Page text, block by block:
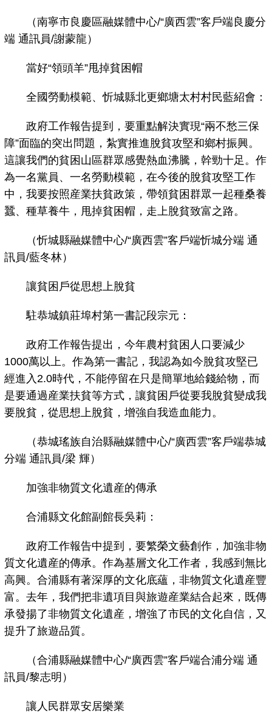
（南寧市良慶區融媒體中心/“廣西雲”客戶端良慶分
端 通訊員/謝蒙龍）
當好“領頭羊”甩掉貧困帽
全國勞動模範、忻城縣北更鄉塘太村村民藍紹會：
政府工作報告提到，要重點解決實現“兩不愁三保
障”面臨的突出問題，紮實推進脫貧攻堅和鄉村振興。
這讓我們的貧困山區群眾感覺熱血沸騰，幹勁十足。作
為一名黨員、一名勞動模範，在今後的脫貧攻堅工作
中，我要按照産業扶貧政策，帶領貧困群眾一起種桑養
蠶、種草養牛，甩掉貧困帽，走上脫貧致富之路。
（忻城縣融媒體中心/“廣西雲”客戶端忻城分端 通
訊員/藍冬林）
讓貧困戶從思想上脫貧
駐恭城鎮莊埠村第一書記段宗元：
政府工作報告提出，今年農村貧困人口要減少
1000萬以上。作為第一書記，我認為如今脫貧攻堅已
經進入2.0時代，不能停留在只是簡單地給錢給物，而
是要通過産業扶貧等方式，讓貧困戶從要我脫貧變成我
要脫貧，從思想上脫貧，增強自我造血能力。
（恭城瑤族自治縣融媒體中心/“廣西雲”客戶端恭城
分端 通訊員/梁 輝）
加強非物質文化遺産的傳承
合浦縣文化館副館長吳莉：
政府工作報告中提到，要繁榮文藝創作，加強非物
質文化遺産的傳承。作為基層文化工作者，我感到無比
高興。合浦縣有著深厚的文化底蘊，非物質文化遺産豐
富。去年，我們把非遺項目與旅遊産業結合起來，既傳
承發揚了非物質文化遺産，增強了市民的文化自信，又
提升了旅遊品質。
（合浦縣融媒體中心/“廣西雲”客戶端合浦分端 通
訊員/黎志明）
讓人民群眾安居樂業